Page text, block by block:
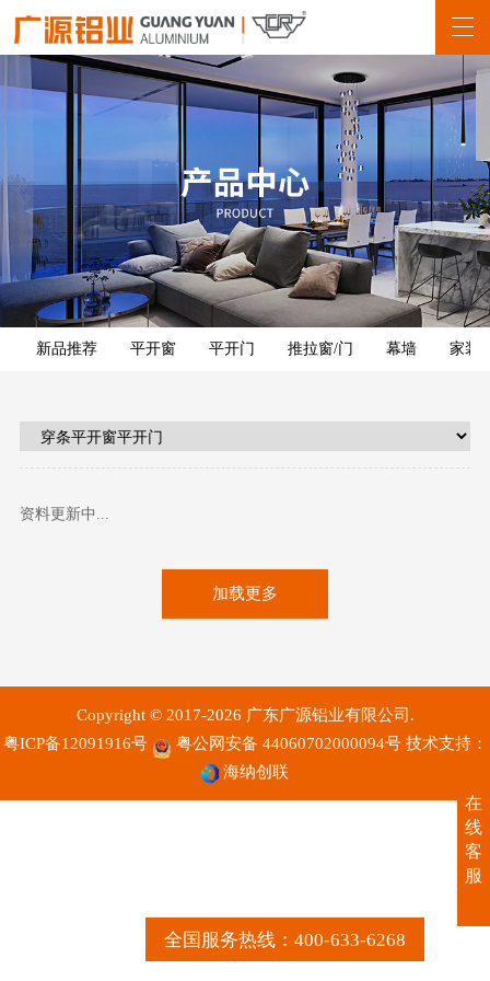
全国服务热线：400-633-6268
新品推荐 平开窗 平开门 推拉窗/门 幕墙 家装
资料更新中...
加载更多
Copyright © 2017-2026 广东广源铝业有限公司.
粤ICP备12091916号
粤公网安备 44060702000094号 技术支持：
海纳创联
在
线
客
服